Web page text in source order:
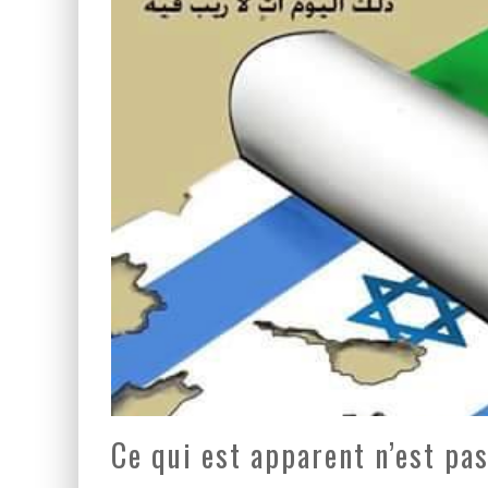
LA GUERRE SIONISTE, LA
LA BANALITÉ DU MAL
Ce qui est apparent n’est